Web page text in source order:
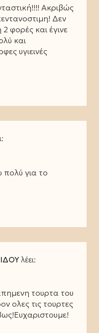
Ακριβώς
Δεν
φορές και έγινε
και
υγιεινές
πολύ για το
λέει:
τουρτα του
ολες τις τουρτες